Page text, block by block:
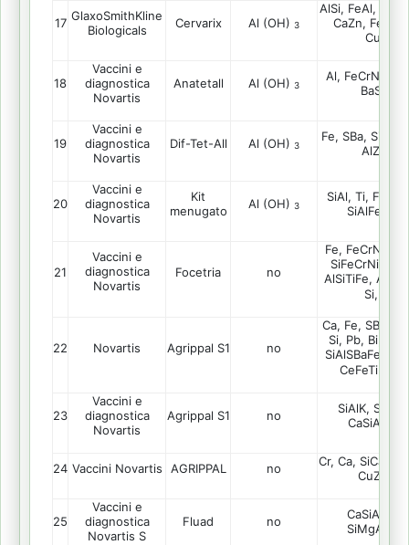
17 GlaxoSmithKline
Biologicals
Cervarix Al (OH) 3
AlSi, FeAl,
CaZn,
CuSnPb
18
Vaccini e
diagnostica
Novartis
Anatetall Al (OH) 3
Al, FeCrNi,
BaS,
19
Vaccini e
diagnostica
Novartis
Dif-Tet-All Al (OH) 3
Fe, SBa,
20
Vaccini e
diagnostica
Novartis
Kit
menugato
Al (OH) 3
SiAl, Ti, FeZn,
SiAlFeTi,
21
Vaccini e
diagnostica
Novartis
Focetria no
Fe, FeCrNiCu,
SiFeCrNi, Cr,
AlSiTiFe, AlSi,
Si, FeZn
22 Novartis Agrippal S1 no
Ca, Fe, SBa,
Si, Pb, Bi, e
SiAlSBaFe,
CeFeTiNi,
23
Vaccini e
diagnostica
Novartis
Agrippal S1 no
SiAlK, Si,
CaSiAl,
24 Vaccini Novartis AGRIPPAL no
Cr, Ca, SiCaAl,
CuZn,
25
Vaccini e
diagnostica
Novartis S
Fluad no
CaSiAl,
SiMgAlFe,